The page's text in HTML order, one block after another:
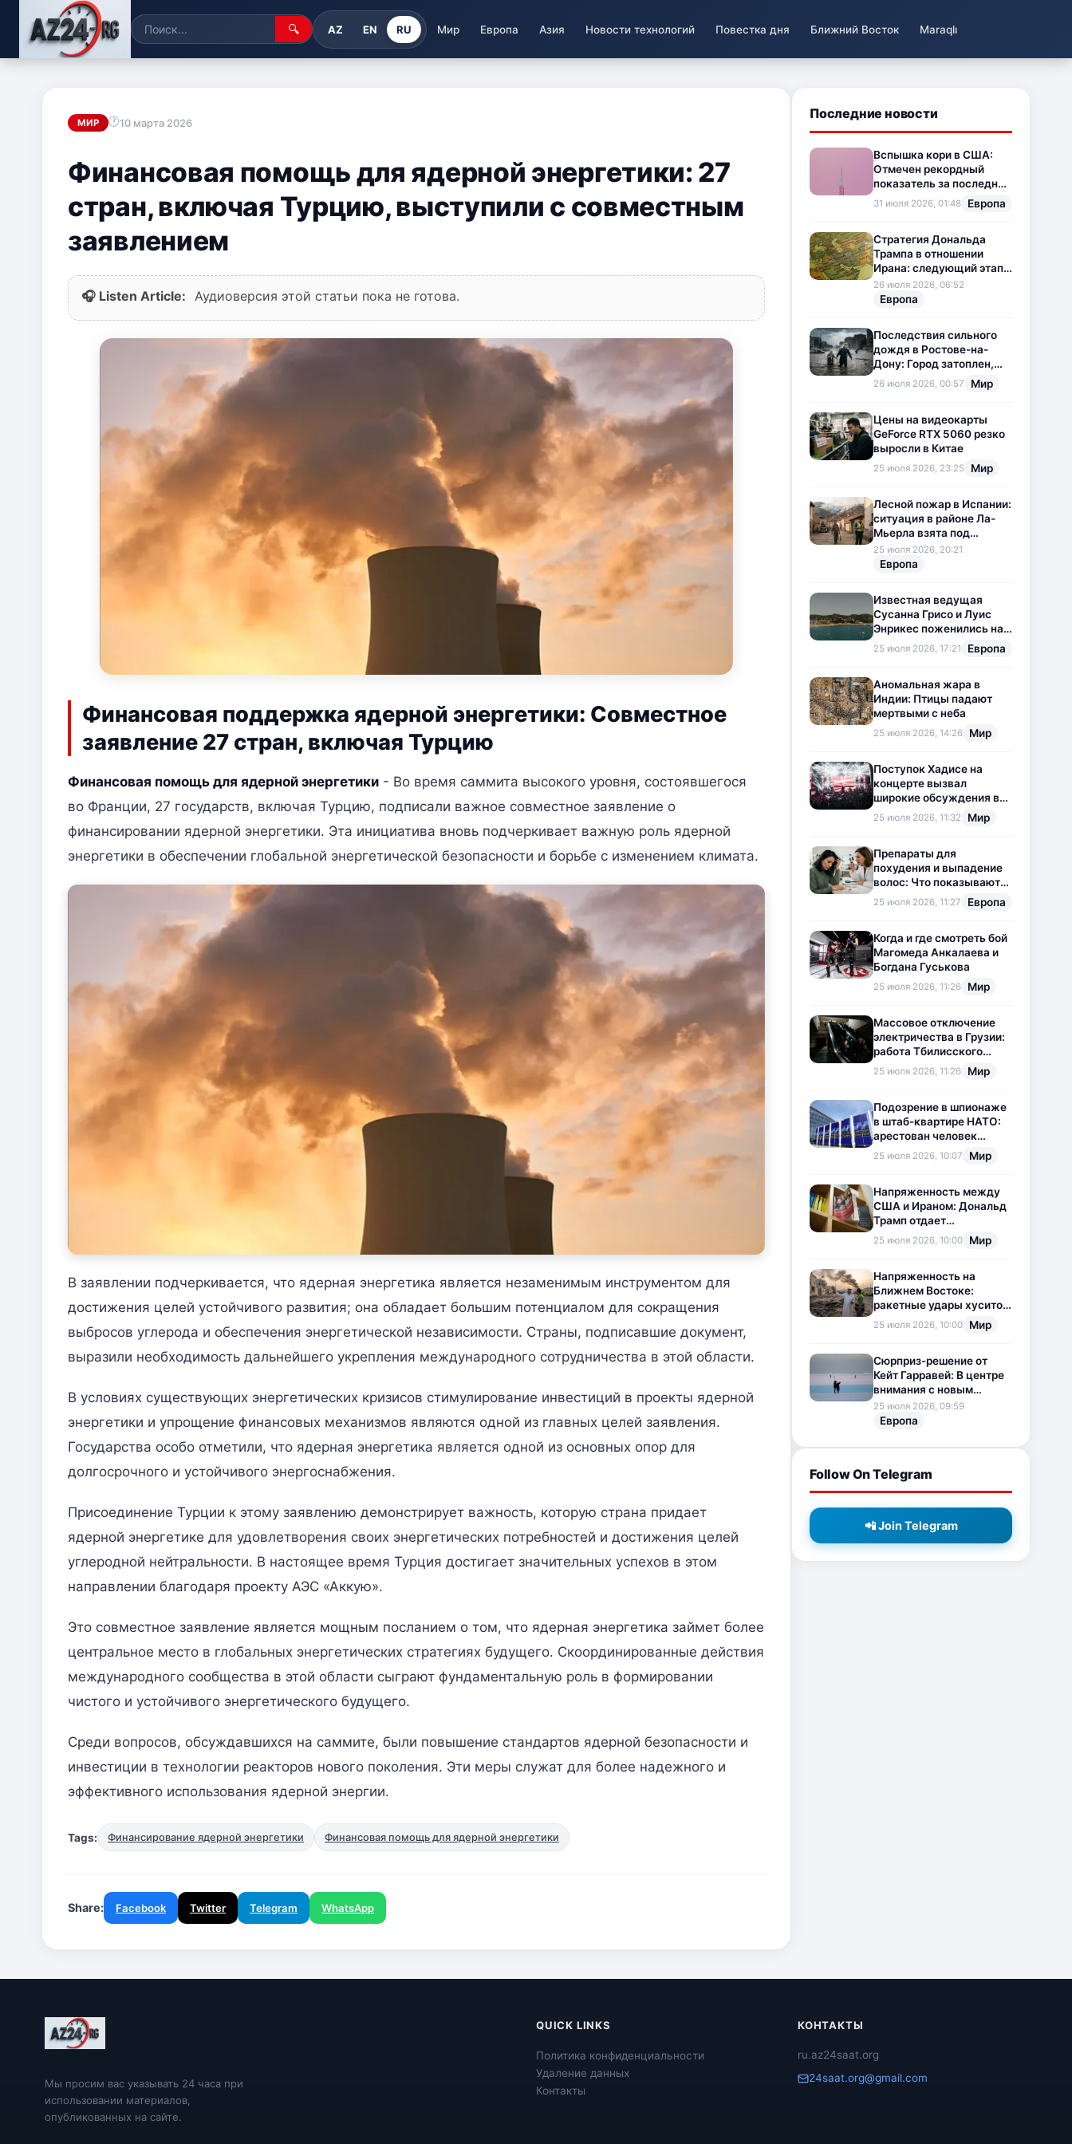
🔍 AZ EN RU Мир Европа Азия Новости технологий Повестка дня Ближний Восток Maraqlı
МИР 10 марта 2026
Финансовая помощь для ядерной энергетики: 27
стран, включая Турцию, выступили с совместным
заявлением
🎧 Listen Article: Аудиоверсия этой статьи пока не готова.
Финансовая поддержка ядерной энергетики: Совместное
заявление 27 стран, включая Турцию
Финансовая помощь для ядерной энергетики - Во время саммита высокого уровня, состоявшегося
во Франции, 27 государств, включая Турцию, подписали важное совместное заявление о
финансировании ядерной энергетики. Эта инициатива вновь подчеркивает важную роль ядерной
энергетики в обеспечении глобальной энергетической безопасности и борьбе с изменением климата.
В заявлении подчеркивается, что ядерная энергетика является незаменимым инструментом для
достижения целей устойчивого развития; она обладает большим потенциалом для сокращения
выбросов углерода и обеспечения энергетической независимости. Страны, подписавшие документ,
выразили необходимость дальнейшего укрепления международного сотрудничества в этой области.
В условиях существующих энергетических кризисов стимулирование инвестиций в проекты ядерной
энергетики и упрощение финансовых механизмов являются одной из главных целей заявления.
Государства особо отметили, что ядерная энергетика является одной из основных опор для
долгосрочного и устойчивого энергоснабжения.
Присоединение Турции к этому заявлению демонстрирует важность, которую страна придает
ядерной энергетике для удовлетворения своих энергетических потребностей и достижения целей
углеродной нейтральности. В настоящее время Турция достигает значительных успехов в этом
направлении благодаря проекту АЭС «Аккую».
Это совместное заявление является мощным посланием о том, что ядерная энергетика займет более
центральное место в глобальных энергетических стратегиях будущего. Скоординированные действия
международного сообщества в этой области сыграют фундаментальную роль в формировании
чистого и устойчивого энергетического будущего.
Среди вопросов, обсуждавшихся на саммите, были повышение стандартов ядерной безопасности и
инвестиции в технологии реакторов нового поколения. Эти меры служат для более надежного и
эффективного использования ядерной энергии.
Tags: Финансирование ядерной энергетики Финансовая помощь для ядерной энергетики
Share: Facebook Twitter Telegram WhatsApp
Последние новости
Вспышка кори в США:
Отмечен рекордный
показатель за последние
35 лет
31 июля 2026, 01:48 Европа
Стратегия Дональда
Трампа в отношении
Ирана: следующий этап
напряженности на
Ближнем Востоке
26 июля 2026, 06:52
Европа
Последствия сильного
дождя в Ростове-на-
Дону: Город затоплен,
свет отключен
26 июля 2026, 00:57 Мир
Цены на видеокарты
GeForce RTX 5060 резко
выросли в Китае
25 июля 2026, 23:25 Мир
Лесной пожар в Испании:
ситуация в районе Ла-
Мьерла взята под
контроль
25 июля 2026, 20:21
Европа
Известная ведущая
Сусанна Грисо и Луис
Энрикес поженились на
Коста-Браве
25 июля 2026, 17:21 Европа
Аномальная жара в
Индии: Птицы падают
мертвыми с неба
25 июля 2026, 14:26 Мир
Поступок Хадисе на
концерте вызвал
широкие обсуждения в
социальных сетях
25 июля 2026, 11:32 Мир
Препараты для
похудения и выпадение
волос: Что показывают
новые исследования?
25 июля 2026, 11:27 Европа
Когда и где смотреть бой
Магомеда Анкалаева и
Богдана Гуськова
25 июля 2026, 11:26 Мир
Массовое отключение
электричества в Грузии:
работа Тбилисского
метрополитена
приостановлена
25 июля 2026, 11:26 Мир
Подозрение в шпионаже
в штаб-квартире НАТО:
арестован человек
китайского
происхождения
25 июля 2026, 10:07 Мир
Напряженность между
США и Ираном: Дональд
Трамп отдает
предпочтение
дипломатии
25 июля 2026, 10:00 Мир
Напряженность на
Ближнем Востоке:
ракетные удары хуситов
по Саудовской Аравии
загоняют ситуацию в
25 июля 2026, 10:00 Мир
Сюрприз-решение от
Кейт Гарравей: В центре
внимания с новым
любовным
приключением
25 июля 2026, 09:59
Европа
Follow On Telegram
📲 Join Telegram
Мы просим вас указывать 24 часа при
использовании материалов,
опубликованных на сайте.
QUICK LINKS
Политика конфиденциальности
Удаление данных
Контакты
КОНТАКТЫ
ru.az24saat.org
24saat.org@gmail.com